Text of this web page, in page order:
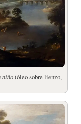
niño(óleo sobre lienzo,